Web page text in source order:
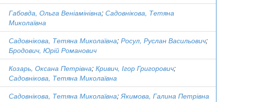
Габовда, Ольга Веніамінівна; Садовнікова, Тетяна
Миколаївна
Садовнікова, Тетяна Миколаївна; Росул, Руслан Васильович;
Бродович, Юрій Романович
Козарь, Оксана Петрівна; Кривич, Ігор Григорович;
Садовнікова, Тетяна Миколаївна
Садовнікова, Тетяна Миколаївна;Якимова, Галина Петрівна